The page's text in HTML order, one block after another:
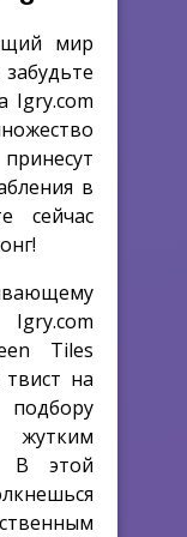
мир
Igry.com
в
сейчас
Tiles
на
жутким
В этой